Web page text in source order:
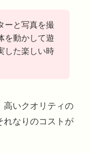
ーと写真を撮
を動かして遊
した楽しい時
高いクオリティの
れなりのコストが